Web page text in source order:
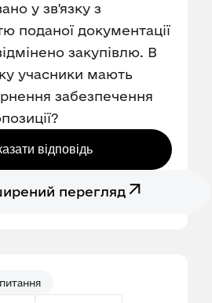
у зв'язку з
поданої документації
закупівлю. В
учасники мають
забезпечення
відповідь
перегляд